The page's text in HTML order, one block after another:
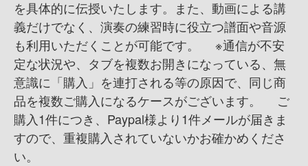
を具体的に伝授いたします。また、動画による講
義だけでなく、演奏の練習時に役立つ譜面や音源
も利用いただくことが可能です。 ※通信が不安
定な状況や、タブを複数お開きになっている、無
意識に「購入」を連打される等の原因で、同じ商
品を複数ご購入になるケースがございます。 ご
購入1件につき、Paypal様より1件メールが届きま
すので、重複購入されていないかお確かめくださ
い。